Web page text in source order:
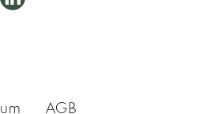
AGB